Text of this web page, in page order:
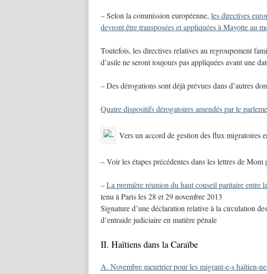
– Selon la commission européenne, les directives
devront être transposées et appliquées à Mayotte au
Toutefois, les directives relatives au regroupement
d’asile ne seront toujours pas appliquées avant une
– Des dérogations sont déjà prévues dans d’autres
Quatre dispositifs dérogatoires amendés par le
Vers un accord de gestion des flux migratoires
– Voir les étapes précédentes dans les lettres de Mom
–La première réunion du haut conseil paritaire entre
tenu à Paris les 28 et 29 novembre 2013
Signature d’une déclaration relative à la circulation
d’entraide judiciaire en matière pénale
II. Haïtiens dans la Caraïbe
A. Novembre meurtrier pour les migrant-e-s haïtien-